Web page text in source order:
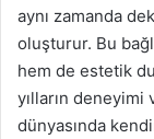
aynı zamanda
oluşturur. Bu
hem de estetik
yılların deneyimi
dünyasında